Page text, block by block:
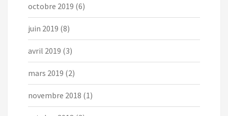
octobre 2019 (6)
juin 2019 (8)
avril 2019 (3)
mars 2019 (2)
novembre 2018 (1)